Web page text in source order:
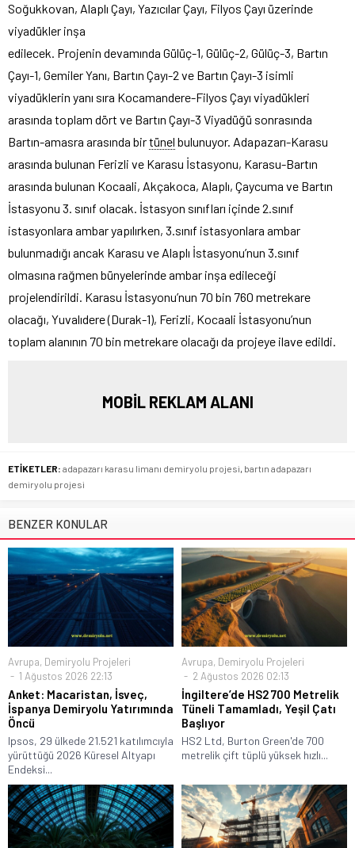
Soğukkovan, Alaplı Çayı, Yazıcılar Çayı, Filyos Çayı üzerinde
viyadükler inşa
edilecek. Projenin devamında Gülüç-1, Gülüç-2, Gülüç-3, Bartın
Çayı-1, Gemiler Yanı, Bartın Çayı-2 ve Bartın Çayı-3 isimli
viyadüklerin yanı sıra Kocamandere-Filyos Çayı viyadükleri
arasında toplam dört ve Bartın Çayı-3 Viyadüğü sonrasında
Bartın-amasra arasında birtünel bulunuyor. Adapazarı-Karasu
arasında bulunan Ferizli ve Karasu İstasyonu, Karasu-Bartın
arasında bulunan Kocaali, Akçakoca, Alaplı, Çaycuma ve Bartın
İstasyonu 3. sınıf olacak. İstasyon sınıfları içinde 2.sınıf
istasyonlara ambar yapılırken, 3.sınıf istasyonlara ambar
bulunmadığı ancak Karasu ve Alaplı İstasyonu’nun 3.sınıf
olmasına rağmen bünyelerinde ambar inşa edileceği
projelendirildi. Karasu İstasyonu’nun 70 bin 760 metrekare
olacağı, Yuvalıdere (Durak-1), Ferizli, Kocaali İstasyonu’nun
toplam alanının 70 bin metrekare olacağı da projeye ilave edildi.
MOBİL REKLAM ALANI
ETİKETLER: adapazarı karasu limanı demiryolu projesi bartın adapazarı
demiryolu projesi
BENZER KONULAR
Avrupa, Demiryolu Projeleri
1 Ağustos 2026 22:13
Anket: Macaristan, İsveç,
İspanya Demiryolu Yatırımında
Öncü
Ipsos, 29 ülkede 21.521 katılımcıyla
yürüttüğü 2026 Küresel Altyapı
Endeksi...
Avrupa, Demiryolu Projeleri
2 Ağustos 2026 02:13
İngiltere’de HS2 700 Metrelik
Tüneli Tamamladı, Yeşil Çatı
Başlıyor
HS2 Ltd, Burton Green'de 700
metrelik çift tüplü yüksek hızlı...